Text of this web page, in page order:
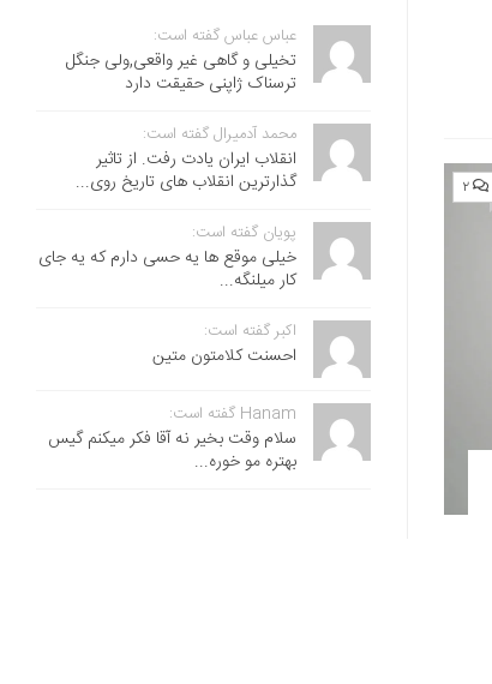
۲
عباس عباس گفته است:
تخیلی و گاهی غیر واقعی,ولی جنگل
ترسناک ژاپنی حقیقت دارد
محمد آدمیرال گفته است:
انقلاب ایران یادت رفت. از تاثیر
گذارترین انقلاب های تاریخ روی...
پویان گفته است:
خیلی موقع ها یه حسی دارم که یه جای
کار میلنگه...
اکبر گفته است:
احسنت ‌کلامتون متین
Hanam گفته است:
سلام وقت بخیر نه آقا فکر میکنم گیس
بهتره مو خوره...